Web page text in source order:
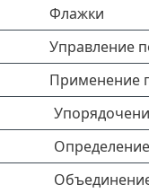
Флажки
Управление
Применение